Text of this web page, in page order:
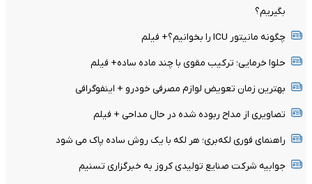
بگیریم؟
چگونه مانیتور ICU را بخوانیم؟+ فیلم
حلوا خرمایی؛ ترکیب مقوی با چند ماده ساده+ فیلم
بهترین زمان تعویض لوازم مصرفی خودرو + اینفوگرافی
تصاویری از مداح ربوده شده در حال مداحی + فیلم
راهنمای فوری لکه‌بری؛ هر لکه با یک روش ساده پاک می شود
جوابیه شرکت صنایع تولیدی کروز به خبرگزاری تسنیم